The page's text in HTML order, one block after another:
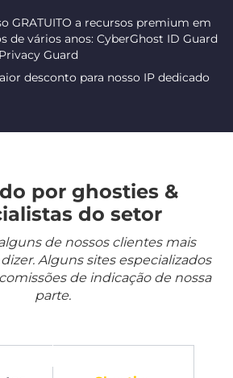
GRATUITO a recursos premium em
de vários anos: CyberGhost ID Guard
Guard
desconto para nosso IP dedicado
por ghosties &
do setor
de nossos clientes mais
Alguns sites especializados
de indicação de nossa
parte.